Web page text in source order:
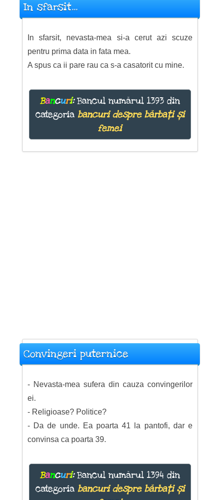
In sfarsit...
In sfarsit, nevasta-mea si-a cerut azi scuze
pentru prima data in fata mea.
A spus ca ii pare rau ca s-a casatorit cu mine.
Bancuri:Bancul numărul 1393 din
categoria bancuri despre bărbați și
femei
Convingeri puternice
- Nevasta-mea sufera din cauza convingerilor
ei.
- Religioase? Politice?
- Da de unde. Ea poarta 41 la pantofi, dar e
convinsa ca poarta 39.
Bancuri:Bancul numărul 1394 din
categoria bancuri despre bărbați și